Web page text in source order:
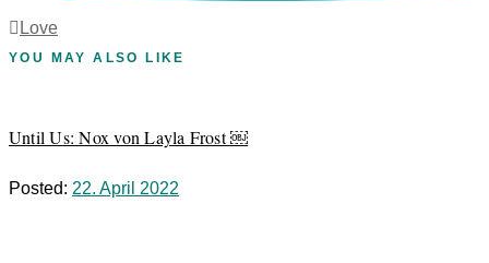
Love
YOU MAY ALSO LIKE
Until Us: Nox von Layla Frost ￼
Posted: 22. April 2022